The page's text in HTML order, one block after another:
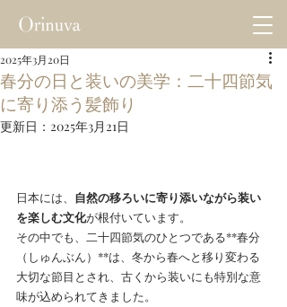
春分の日と装いの美学：二十四節気
に寄り添う髪飾り
2025年3月20日
更新日： 2025年3月21日
日本には、 自然の移ろいに寄り添いながら装い
を楽しむ文化が根付いています。
その中でも、二十四節気のひとつである**春分
（しゅんぶん）**は、冬から春へと移り変わる
大切な節目とされ、古くから装いにも特別な意
味が込められてきました。